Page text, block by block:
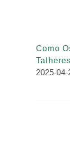
Como
Talheres
2025-04-